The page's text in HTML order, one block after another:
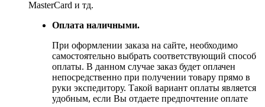
MasterCard и тд.
Оплата наличными.
При оформлении заказа на сайте, необходимо
самостоятельно выбрать соответствующий способ
оплаты. В данном случае заказ будет оплачен
непосредственно при получении товару прямо в
руки экспедитору. Такой вариант оплаты является
удобным, если Вы отдаете предпочтение оплате